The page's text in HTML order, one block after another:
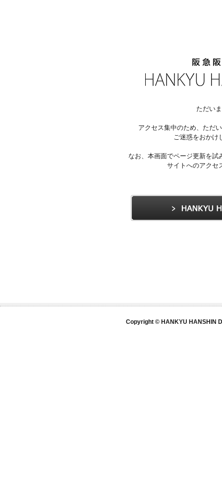
ただい
アクセス集中のため、ただ
ご迷惑をおかけ
なお、本画面でページ更新を
サイトへのアクセ
Copyright © HANKYU HANSHIN